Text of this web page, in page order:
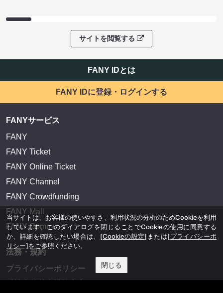
サイトを閲覧する
FANY IDとは
FANY IDに登録・ログインする
FANYサービス
FANY
FANY Ticket
FANY Online Ticket
FANY Channel
FANY Crowdfunding
FANY Mall
FANY Commu
法務・規約
プライバシーポリシー
当サイトは、お客様の使いやすさ、利用状況の分析のためCookieを利用
しています。このダイアログを閉じることでCookieの使用に同意する
か、詳細を確認したい場合は、 [Cookieの設定] または[プライバシーポ
リシー]をご参照ください。
閉じる